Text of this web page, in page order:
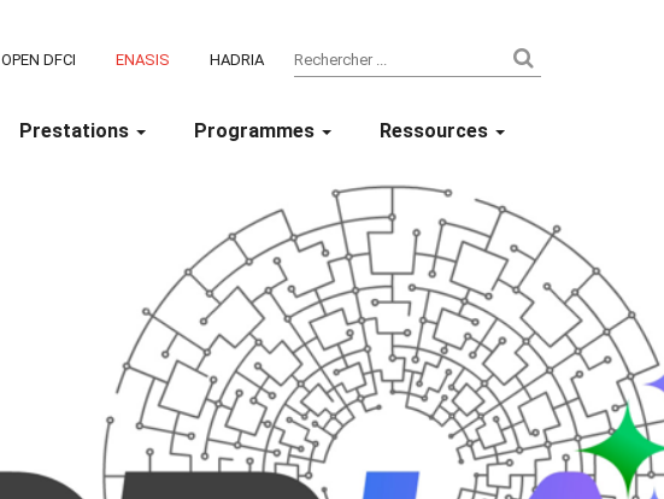
OPEN DFCI ENASIS HADRIA
Prestations Programmes Ressources